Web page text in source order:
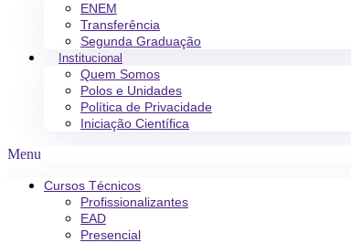
ENEM
Transferência
Segunda Graduação
Institucional
Quem Somos
Polos e Unidades
Política de Privacidade
Iniciação Científica
Menu
Cursos Técnicos
Profissionalizantes
EAD
Presencial